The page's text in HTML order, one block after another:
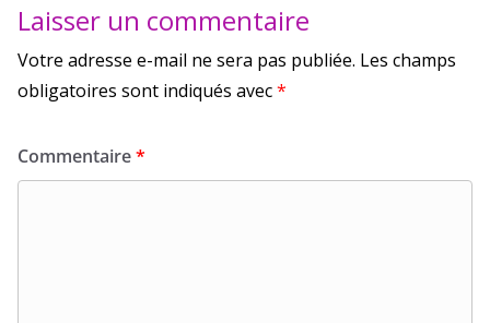
Laisser un commentaire
Votre adresse e-mail ne sera pas publiée. Les champs
obligatoires sont indiqués avec*
Commentaire*